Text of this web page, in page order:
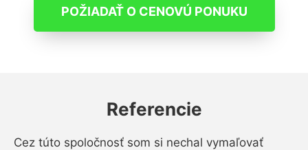
POŽIADAŤ O CENOVÚ PONUKU
Referencie
Cez túto spoločnosť som si nechal vymaľovať